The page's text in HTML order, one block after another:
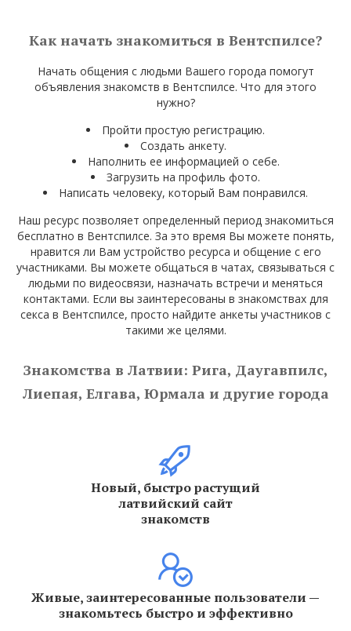
Как начать знакомиться в Вентспилсе?
Начать общения с людьми Вашего города помогут
объявления знакомств в Вентспилсе. Что для этого
нужно?
Пройти простую регистрацию.
Создать анкету.
Наполнить ее информацией о себе.
Загрузить на профиль фото.
Написать человеку, который Вам понравился.
Наш ресурс позволяет определенный период знакомиться
бесплатно в Вентспилсе. За это время Вы можете понять,
нравится ли Вам устройство ресурса и общение с его
участниками. Вы можете общаться в чатах, связываться с
людьми по видеосвязи, назначать встречи и меняться
контактами. Если вы заинтересованы в знакомствах для
секса в Вентспилсе, просто найдите анкеты участников с
такими же целями.
Знакомства в Латвии: Рига, Даугавпилс,
Лиепая, Елгава, Юрмала и другие города
Новый, быстро растущий
латвийский сайт
знакомств
Живые, заинтересованные пользователи —
знакомьтесь быстро и эффективно